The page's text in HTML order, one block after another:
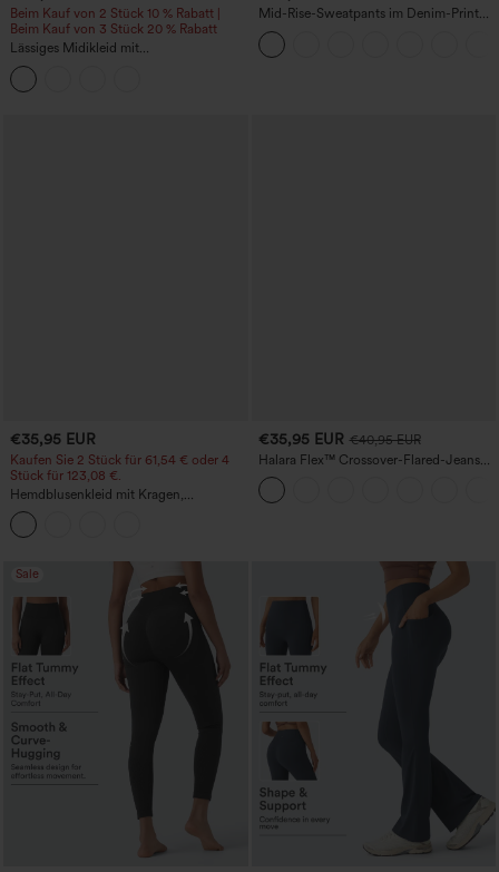
Beim Kauf von 2 Stück 10 % Rabatt |
Beim Kauf von 3 Stück 20 % Rabatt
Lässiges Midikleid mit
Rundhalsausschnitt, integriertem BH,
ärmellos und Rüschensaum
Mid-Rise-Sweatpants im Denim-Print
aus French Terry, lässig, mit Taschen
€35,95 EUR
Kaufen Sie 2 Stück für 61,54 € oder 4
Stück für 123,08 €.
Hemdblusenkleid mit Kragen,
Kappenärmeln, Taillengürtel,
geschwungenem Schlitzsaum, Midi-
Länge und Taschen
€35,95 EUR €40,95 EUR
Halara Flex™ Crossover-Flared-Jeans
aus elastischem Strick-Denim mit
hohem Bund und mehreren Taschen
Sale